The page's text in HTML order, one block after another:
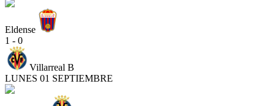
Eldense
1 - 0
Villarreal B
LUNES 01 SEPTIEMBRE